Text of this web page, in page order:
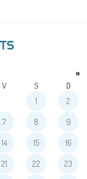
»
V S
D
1
2
7 8 9
14 15 16
21 22 23